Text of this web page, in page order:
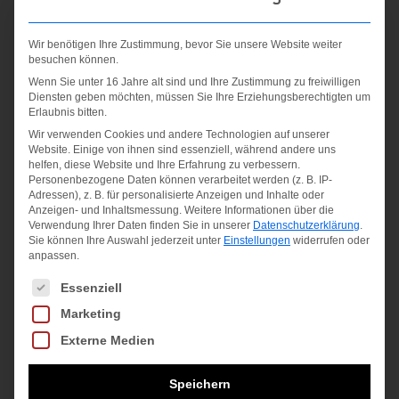
rutschfester Schneefang, Saum und Kapuze
regulierbar
Skipasstasche
verdeckter Zipper mit Kinnschutz
Material:
Oberstoff: 100% Polyester, Futter: 100%
Polyester, Füllung: 100% Polyester
Ähnliche Produkte
Wir benötigen Ihre Zustimmung, bevor Sie unsere Website weiter
besuchen können.
Wenn Sie unter 16 Jahre alt sind und Ihre Zustimmung zu freiwilligen
Diensten geben möchten, müssen Sie Ihre Erziehungsberechtigten um
Erlaubnis bitten.
Wir verwenden Cookies und andere Technologien auf unserer
Website. Einige von ihnen sind essenziell, während andere uns
helfen, diese Website und Ihre Erfahrung zu verbessern.
Personenbezogene Daten können verarbeitet werden (z. B. IP-
Adressen), z. B. für personalisierte Anzeigen und Inhalte oder
Anzeigen- und Inhaltsmessung. Weitere Informationen über die
Verwendung Ihrer Daten finden Sie in unserer Datenschutzerklärung
Sie können Ihre Auswahl jederzeit unter Einstellungen widerrufen oder
anpassen.
Es folgt eine Liste der Service-Gruppen, für die eine
Essenziell
Marketing
Externe Medien
Speichern